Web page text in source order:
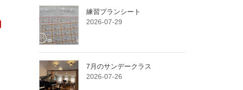
練習プランシート
2026-07-29
7月のサンデークラス
2026-07-26